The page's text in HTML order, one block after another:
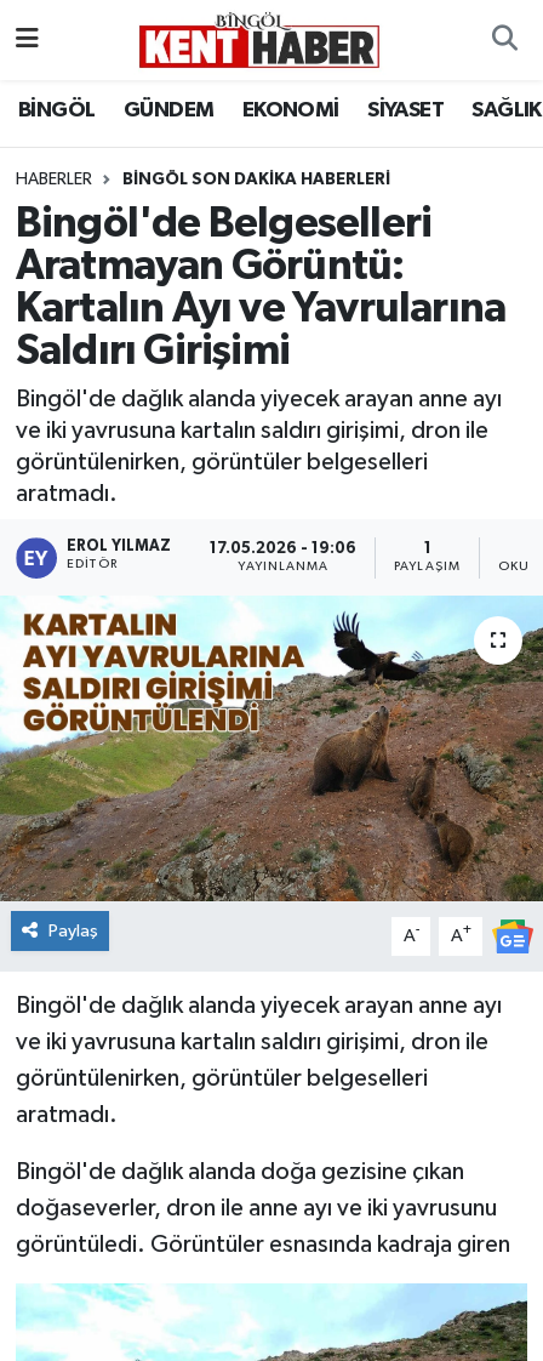
BİNGÖL GÜNDEM EKONOMİ SİYASET SAĞLIK
HABERLER BINGÖL SON DAKIKA HABERLERI
Bingöl'de Belgeselleri
Aratmayan Görüntü:
Kartalın Ayı ve Yavrularına
Saldırı Girişimi
Bingöl'de dağlık alanda yiyecek arayan anne ayı
ve iki yavrusuna kartalın saldırı girişimi, dron ile
görüntülenirken, görüntüler belgeselleri
aratmadı.
EROL YILMAZ
EDITÖR
17.05.2026 - 19:06
YAYINLANMA PAYLAŞIM
Paylaş A- A+
Bingöl'de dağlık alanda yiyecek arayan anne ayı
ve iki yavrusuna kartalın saldırı girişimi, dron ile
görüntülenirken, görüntüler belgeselleri
aratmadı.
Bingöl'de dağlık alanda doğa gezisine çıkan
doğaseverler, dron ile anne ayı ve iki yavrusunu
görüntüledi. Görüntüler esnasında kadraja giren
BİLİM-TEKNOLOJİ
DÜNYA
EĞİTİM
EKONOMİ
GENÇ
GÜNDEM
MERKEZ
RESMİ İLANLAR
SAĞLIK
SİYASET
SOLHAN
SPOR
YAYLADERE
YEDİSU
Bingöl Hava Durumu
Bingöl Namaz Vakitleri
Bingöl Trafik Yoğunluk Haritası
Süper Lig Puan Durumu ve Fikstür
Tüm Manşetler
Son Dakika Haberleri